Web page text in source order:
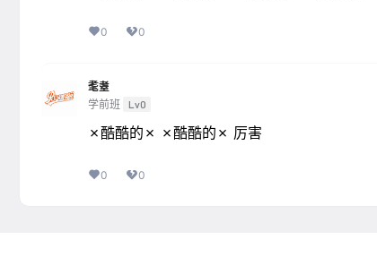
0 0
耄耋
学前班 Lv0
✗酷酷的✗ ✗酷酷的✗ 厉害
0 0